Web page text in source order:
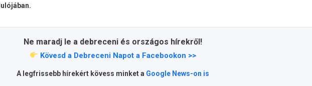
Ne maradj le a debreceni és országos hírekről!
Kövesd a Debreceni Napot a Facebookon >>
A legfrissebb hírekért kövess minket a Google News-on is